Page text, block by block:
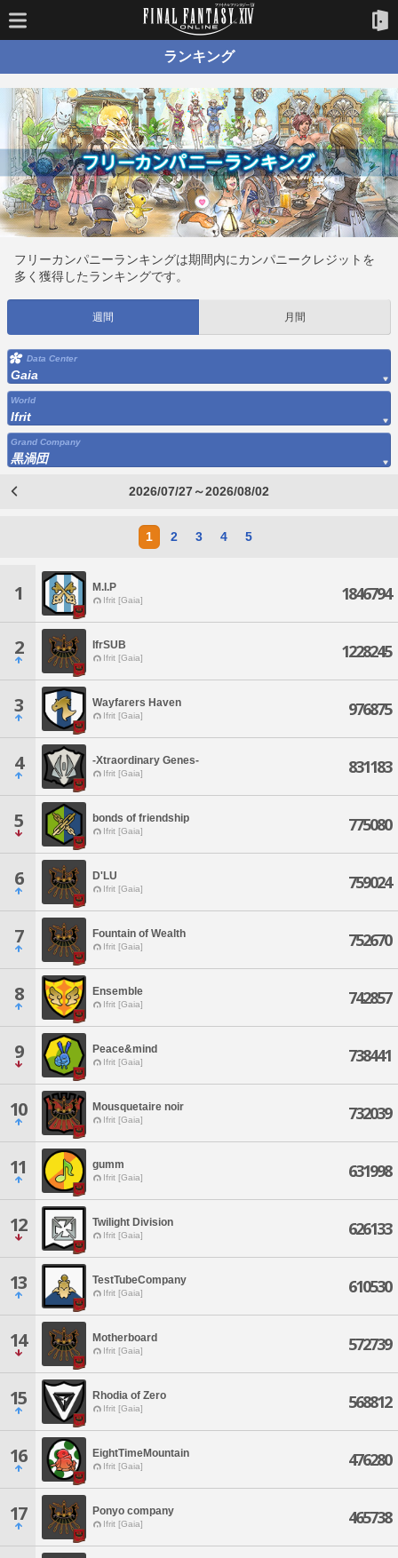
ランキング
フリーカンパニーランキングは期間内にカンパニークレジットを
多く獲得したランキングです。
週間 月間
Data Center
Gaia
World
Ifrit
Grand Company
黒渦団
2026/07/27～2026/08/02
1 2 3 4 5
1 M.I.P
Ifrit [Gaia] 1846794
2 IfrSUB
Ifrit [Gaia] 1228245
3 Wayfarers Haven
Ifrit [Gaia] 976875
4 -Xtraordinary Genes-
Ifrit [Gaia] 831183
5 bonds of friendship
Ifrit [Gaia] 775080
6 D'LU
Ifrit [Gaia] 759024
7 Fountain of Wealth
Ifrit [Gaia] 752670
8 Ensemble
Ifrit [Gaia] 742857
9 Peace&mind
Ifrit [Gaia] 738441
10 Mousquetaire noir
Ifrit [Gaia] 732039
11 gumm
Ifrit [Gaia] 631998
12 Twilight Division
Ifrit [Gaia] 626133
13 TestTubeCompany
Ifrit [Gaia] 610530
14 Motherboard
Ifrit [Gaia] 572739
15 Rhodia of Zero
Ifrit [Gaia] 568812
16 EightTimeMountain
Ifrit [Gaia] 476280
17 Ponyo company
Ifrit [Gaia] 465738